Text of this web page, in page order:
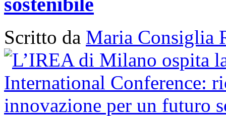
Scritto da Maria Consiglia